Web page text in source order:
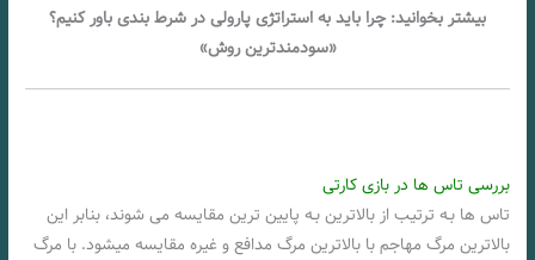
بیشتر بخوانید: چرا باید به استراتژی پارولی در شرط بندی باور کنیم؟
«سودمندترین روش»
بررسی تاس ها در بازی کارتی
تاس ها بـه ترتیب از بالاترین بـه پایین ترین مقایسه می شوند، بنابر این
بالاترین مرگ مهاجم با بالاترین مرگ مدافع و غیره مقایسه میشود. با مرگ